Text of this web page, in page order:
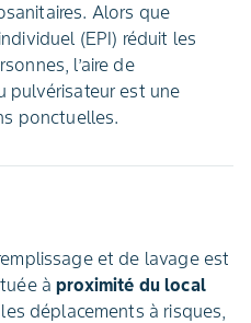
Alors que
(EPI) réduit les
l’aire de
pulvérisateur est une
ponctuelles.
et de lavage est
àproximité du local
déplacements à risques,